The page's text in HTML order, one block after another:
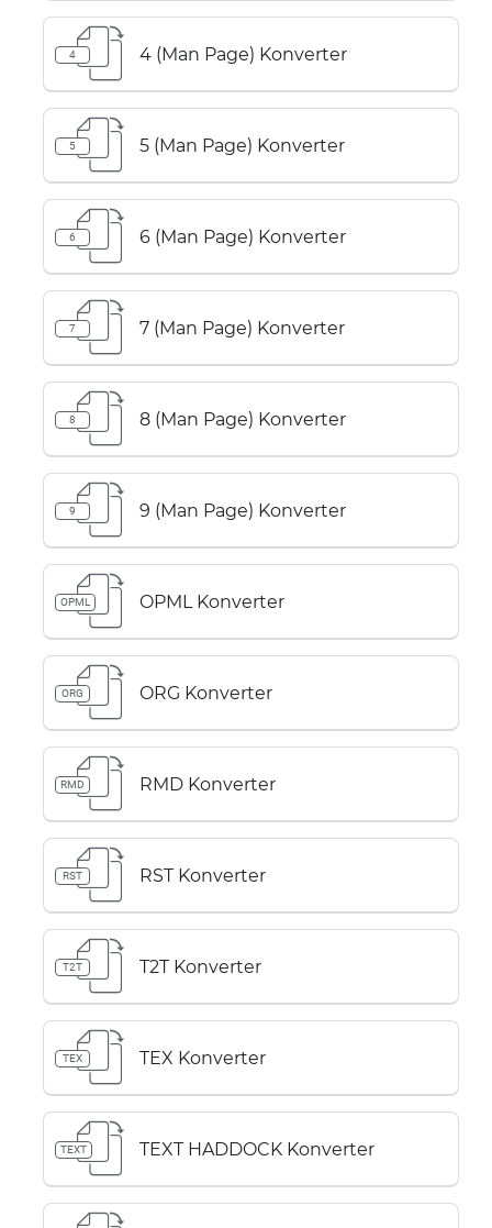
4 4 (Man Page) Konverter
5 5 (Man Page) Konverter
6 6 (Man Page) Konverter
7 7 (Man Page) Konverter
8 8 (Man Page) Konverter
9 9 (Man Page) Konverter
OPML OPML Konverter
ORG ORG Konverter
RMD RMD Konverter
RST RST Konverter
T2T T2T Konverter
TEX TEX Konverter
TEXT TEXT HADDOCK Konverter